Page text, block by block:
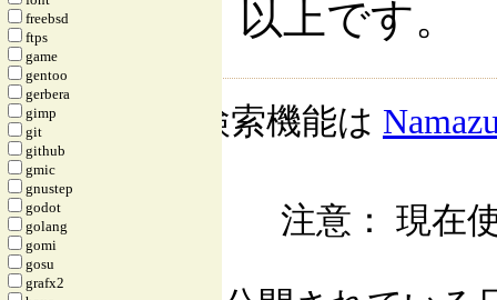
以上です。
freebsd
ftps
game
gentoo
gerbera
gimp
git
github
gmic
gnustep
godot
golang
gomi
gosu
grafx2
検索機能は
注意： 現在